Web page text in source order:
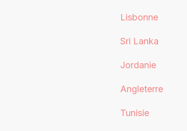
Lisbonne
Sri Lanka
Jordanie
Angleterre
Tunisie